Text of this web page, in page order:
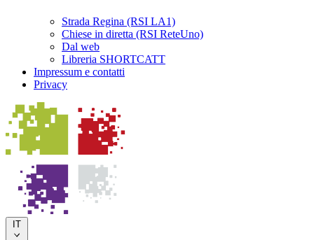
Strada Regina (RSI LA1)
Chiese in diretta (RSI ReteUno)
Dal web
Libreria SHORTCATT
Impressum e contatti
Privacy
IT